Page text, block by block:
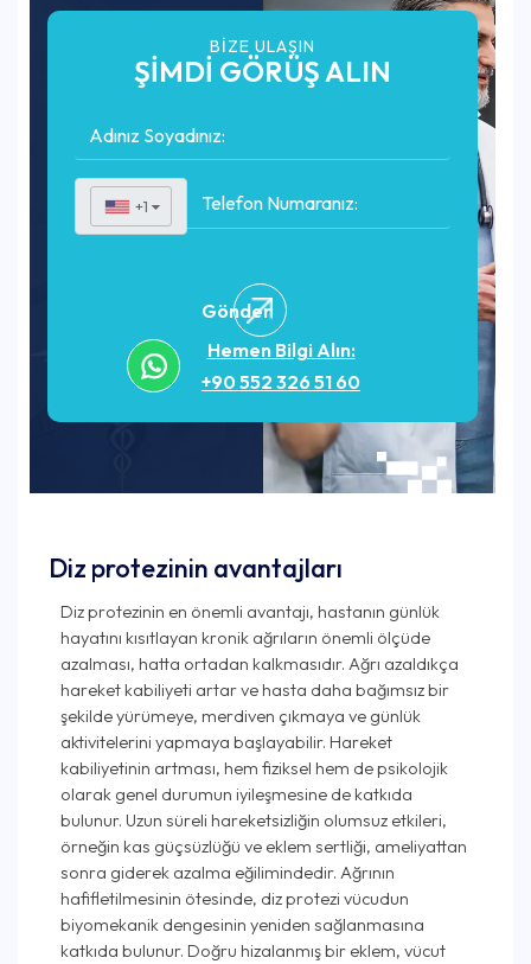
BIZE ULAŞIN
ŞİMDİ GÖRÜŞ ALIN
+1 ▼
Gönder
Hemen Bilgi Alın:
+90 552 326 51 60
Diz protezinin avantajları
Diz protezinin en önemli avantajı, hastanın günlük
hayatını kısıtlayan kronik ağrıların önemli ölçüde
azalması, hatta ortadan kalkmasıdır. Ağrı azaldıkça
hareket kabiliyeti artar ve hasta daha bağımsız bir
şekilde yürümeye, merdiven çıkmaya ve günlük
aktivitelerini yapmaya başlayabilir. Hareket
kabiliyetinin artması, hem fiziksel hem de psikolojik
olarak genel durumun iyileşmesine de katkıda
bulunur. Uzun süreli hareketsizliğin olumsuz etkileri,
örneğin kas güçsüzlüğü ve eklem sertliği, ameliyattan
sonra giderek azalma eğilimindedir. Ağrının
hafifletilmesinin ötesinde, diz protezi vücudun
biyomekanik dengesinin yeniden sağlanmasına
katkıda bulunur. Doğru hizalanmış bir eklem, vücut